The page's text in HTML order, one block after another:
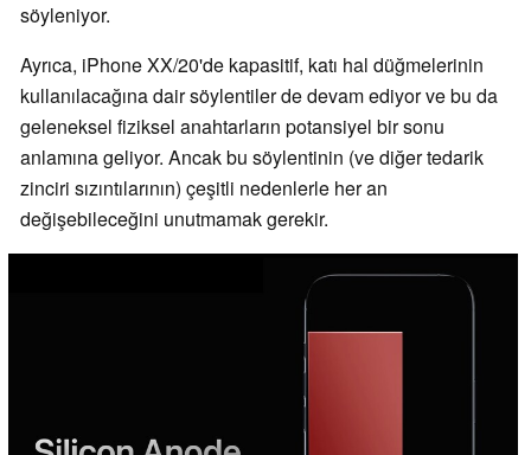
söyleniyor.
Ayrıca, iPhone XX/20'de kapasitif, katı hal düğmelerinin
kullanılacağına dair söylentiler de devam ediyor ve bu da
geleneksel fiziksel anahtarların potansiyel bir sonu
anlamına geliyor. Ancak bu söylentinin (ve diğer tedarik
zinciri sızıntılarının) çeşitli nedenlerle her an
değişebileceğini unutmamak gerekir.